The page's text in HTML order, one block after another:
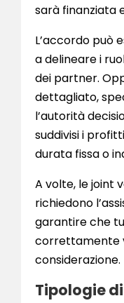
sarà finanziata
L’accordo può
a delineare i
dei partner.
dettagliato,
l’autorità
suddivisi i
durata fissa o
A volte, le joint
richiedono
garantire che
correttamente
considerazione.
Tipologie